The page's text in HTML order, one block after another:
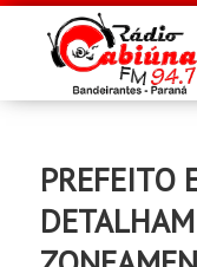
PREFEITO